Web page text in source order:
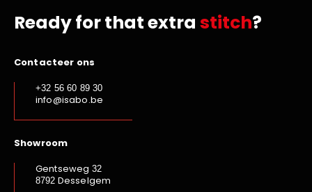
Ready for that extra stitch?
Contacteer ons
+32 56 60 89 30
info@isabo.be
Showroom
Gentseweg 32
8792 Desselgem